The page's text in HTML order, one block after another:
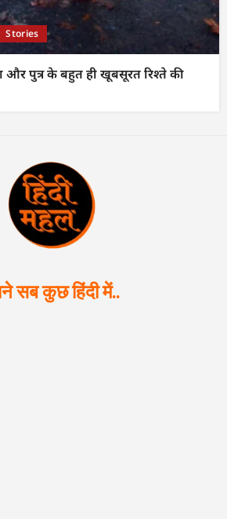
Stories
पुत्र के बहुत ही खूबसूरत रिश्ते की
सब कुछ हिंदी में..